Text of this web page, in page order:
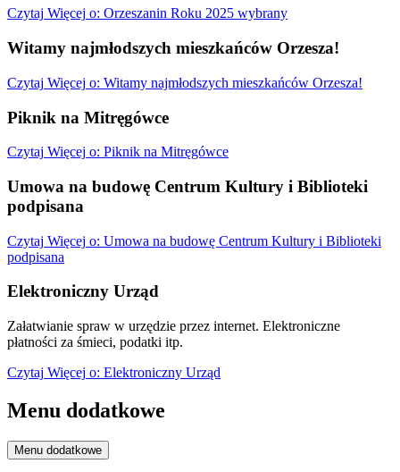
Czytaj Więcej o: Orzeszanin Roku 2025 wybrany
Witamy najmłodszych mieszkańców Orzesza!
Czytaj Więcej o: Witamy najmłodszych mieszkańców Orzesza!
Piknik na Mitręgówce
Czytaj Więcej o: Piknik na Mitręgówce
Umowa na budowę Centrum Kultury i Biblioteki
podpisana
Czytaj Więcej o: Umowa na budowę Centrum Kultury i Biblioteki
podpisana
Elektroniczny Urząd
Załatwianie spraw w urzędzie przez internet. Elektroniczne
płatności za śmieci, podatki itp.
Czytaj Więcej o: Elektroniczny Urząd
Menu dodatkowe
Menu dodatkowe